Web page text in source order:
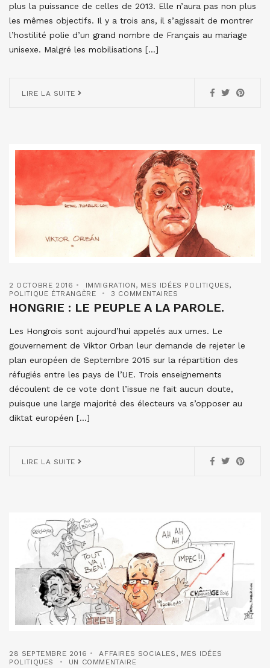
plus la puissance de celles de 2013. Elle n’aura pas non plus
les mêmes objectifs. Il y a trois ans, il s’agissait de montrer
l’hostilité polie d’un grand nombre de Français au mariage
unisexe. Malgré les mobilisations […]
LIRE LA SUITE
2 OCTOBRE 2016 IMMIGRATION, MES IDÉES POLITIQUES,
POLITIQUE ÉTRANGÈRE
3 COMMENTAIRES
HONGRIE : LE PEUPLE A LA PAROLE.
Les Hongrois sont aujourd’hui appelés aux urnes. Le
gouvernement de Viktor Orban leur demande de rejeter le
plan européen de Septembre 2015 sur la répartition des
réfugiés entre les pays de l’UE. Trois enseignements
découlent de ce vote dont l’issue ne fait aucun doute,
puisque une large majorité des électeurs va s’opposer au
diktat européen […]
LIRE LA SUITE
28 SEPTEMBRE 2016 AFFAIRES SOCIALES , MES IDÉES
POLITIQUES
UN COMMENTAIRE